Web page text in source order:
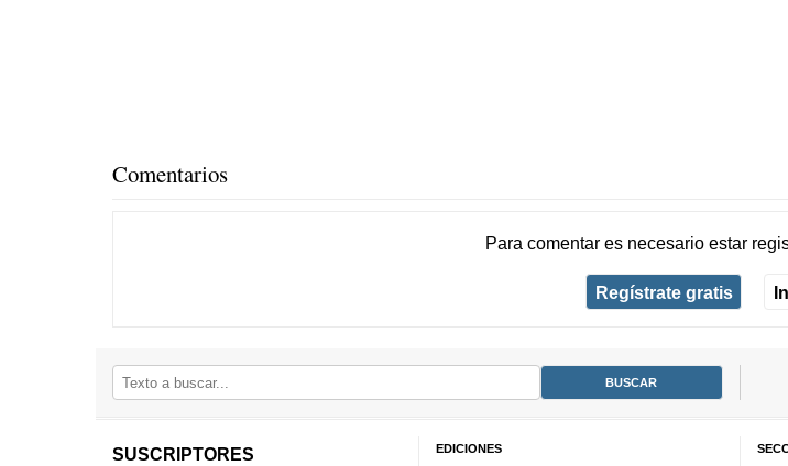
Comentarios
Para comentar es necesario estar
Regístrate gratis
SUSCRIPTORES
EDICIONES